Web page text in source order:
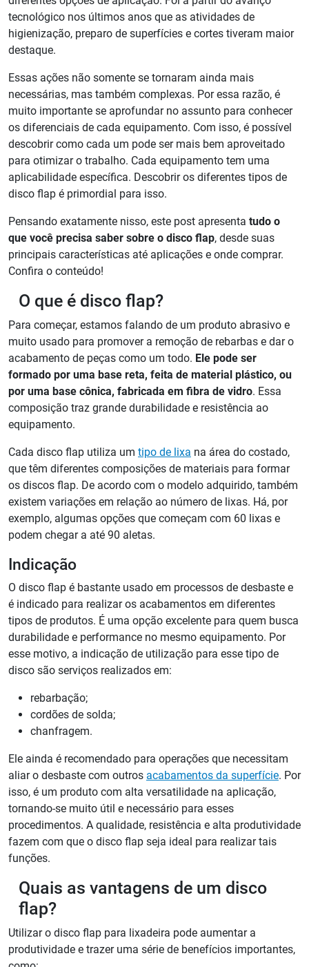
tecnológico nos últimos anos que as atividades de
higienização, preparo de superfícies e cortes tiveram maior
destaque.
Essas ações não somente se tornaram ainda mais
necessárias, mas também complexas. Por essa razão, é
muito importante se aprofundar no assunto para conhecer
os diferenciais de cada equipamento. Com isso, é possível
descobrir como cada um pode ser mais bem aproveitado
para otimizar o trabalho. Cada equipamento tem uma
aplicabilidade específica. Descobrir os diferentes tipos de
disco flap é primordial para isso.
Pensando exatamente nisso, este post apresenta tudo o
que você precisa saber sobre o disco flap, desde suas
principais características até aplicações e onde comprar.
Confira o conteúdo!
O que é disco flap?
Para começar, estamos falando de um produto abrasivo e
muito usado para promover a remoção de rebarbas e dar o
acabamento de peças como um todo. Ele pode ser
formado por uma base reta, feita de material plástico, ou
por uma base cônica, fabricada em fibra de vidro. Essa
composição traz grande durabilidade e resistência ao
equipamento.
Cada disco flap utiliza um tipo de lixa na área do costado,
que têm diferentes composições de materiais para formar
os discos flap. De acordo com o modelo adquirido, também
existem variações em relação ao número de lixas. Há, por
exemplo, algumas opções que começam com 60 lixas e
podem chegar a até 90 aletas.
Indicação
O disco flap é bastante usado em processos de desbaste e
é indicado para realizar os acabamentos em diferentes
tipos de produtos. É uma opção excelente para quem busca
durabilidade e performance no mesmo equipamento. Por
esse motivo, a indicação de utilização para esse tipo de
disco são serviços realizados em:
rebarbação;
cordões de solda;
chanfragem.
Ele ainda é recomendado para operações que necessitam
aliar o desbaste com outros acabamentos da superfície. Por
isso, é um produto com alta versatilidade na aplicação,
tornando-se muito útil e necessário para esses
procedimentos. A qualidade, resistência e alta produtividade
fazem com que o disco flap seja ideal para realizar tais
funções.
Quais as vantagens de um disco
flap?
Utilizar o disco flap para lixadeira pode aumentar a
produtividade e trazer uma série de benefícios importantes,